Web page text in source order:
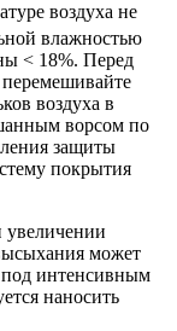
воздуха не
влажностью
< 18%. Перед
воздуха в
ворсом по
защиты
покрытия
может
под интенсивным
наносить